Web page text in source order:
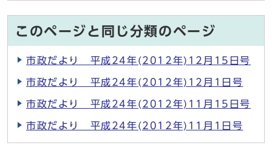
このページと同じ分類のページ
市政だより 平成24年(2012年)12月15日号
市政だより 平成24年(2012年)12月1日号
市政だより 平成24年(2012年)11月15日号
市政だより 平成24年(2012年)11月1日号